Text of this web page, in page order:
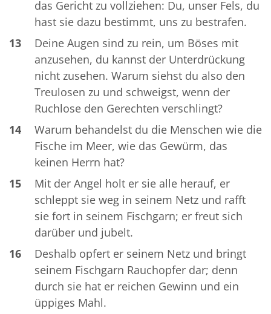
das Gericht zu vollziehen: Du, unser Fels, du
hast sie dazu bestimmt, uns zu bestrafen.
13
Deine Augen sind zu rein, um Böses mit
anzusehen, du kannst der Unterdrückung
nicht zusehen. Warum siehst du also den
Treulosen zu und schweigst, wenn der
Ruchlose den Gerechten verschlingt?
14
Warum behandelst du die Menschen wie die
Fische im Meer, wie das Gewürm, das
keinen Herrn hat?
15
Mit der Angel holt er sie alle herauf, er
schleppt sie weg in seinem Netz und rafft
sie fort in seinem Fischgarn; er freut sich
darüber und jubelt.
16
Deshalb opfert er seinem Netz und bringt
seinem Fischgarn Rauchopfer dar; denn
durch sie hat er reichen Gewinn und ein
üppiges Mahl.